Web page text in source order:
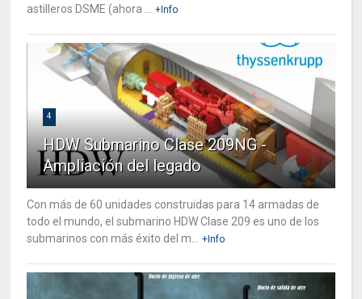
astilleros DSME (ahora ...
+Info
4
HDW Submarino Clase 209NG -
Ampliación del legado
Con más de 60 unidades construidas para 14 armadas de
todo el mundo, el submarino HDW Clase 209 es uno de los
submarinos con más éxito del m...
+Info